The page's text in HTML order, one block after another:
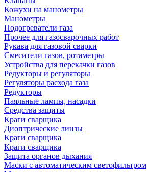
Кожухи на манометры
Манометры
Подогреватели газа
Прочее для газосварочных работ
Рукава для газовой сварки
Смесители газов, ротаметры
Устройства для перекачки газов
Редукторы и регуляторы
Регуляторы расхода газа
Редукторы
Паяльные лампы, насадки
Средства защиты
Краги сварщика
Диоптрические линзы
Краги сварщика
Краги сварщика
Защита органов дыхания
Маски с автоматическим светофильтром